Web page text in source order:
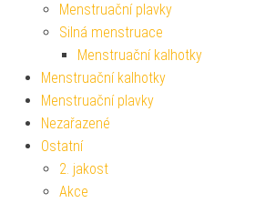
Menstruační plavky
Silná menstruace
Menstruační kalhotky
Menstruační kalhotky
Menstruační plavky
Nezařazené
Ostatní
2. jakost
Akce